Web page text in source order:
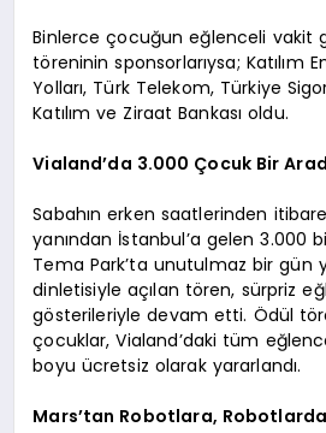
Binlerce çocuğun eğlenceli vakit
töreninin sponsorlarıysa; Katılım
Yolları, Türk Telekom, Türkiye
Katılım ve Ziraat Bankası oldu.
Vialand’da 3.000 Çocuk Bir
Sabahın erken saatlerinden
yanından İstanbul’a gelen 3.000
Tema Park’ta unutulmaz bir gün
dinletisiyle açılan tören, sürpriz
gösterileriyle devam etti. Ödül
çocuklar, Vialand’daki tüm
boyu ücretsiz olarak yararlandı.
Mars’tan Robotlara,